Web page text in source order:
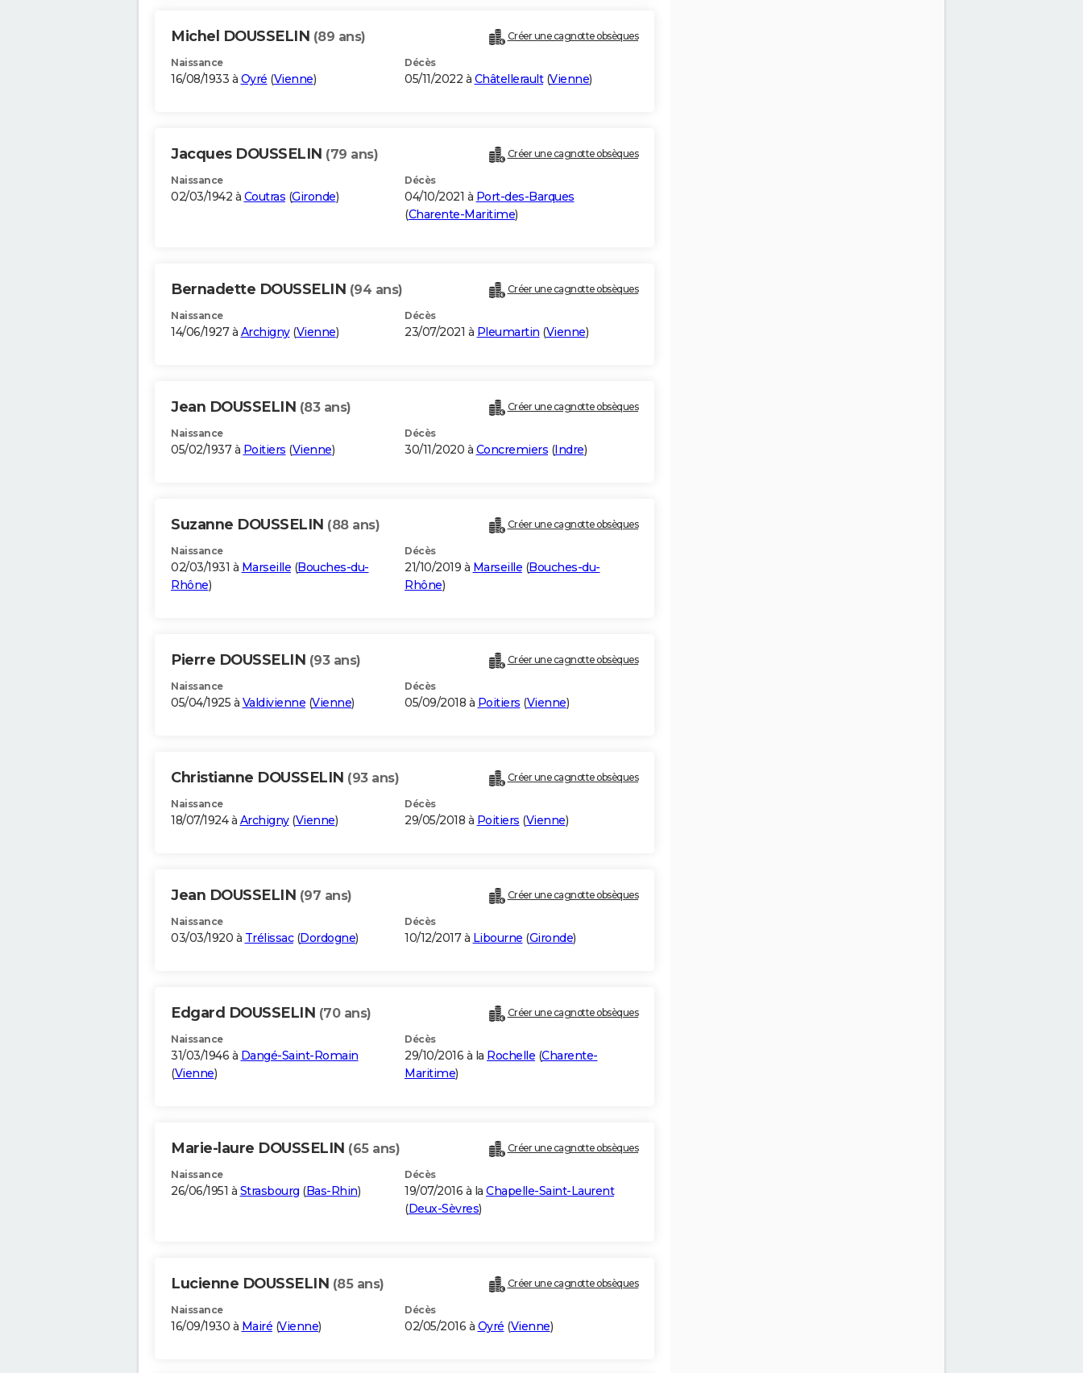
Michel DOUSSELIN (89 ans) Créer une cagnotte obsèques
Naissance
16/08/1933 à Oyré (Vienne)
Décès
05/11/2022 à Châtellerault(Vienne)
Jacques DOUSSELIN (79 ans) Créer une cagnotte obsèques
Naissance
02/03/1942 à Coutras (Gironde)
Décès
04/10/2021 à Port-des-Barques
(Charente-Maritime)
Bernadette DOUSSELIN (94 ans) Créer une cagnotte obsèques
Naissance
14/06/1927 à Archigny(Vienne)
Décès
23/07/2021 à Pleumartin (Vienne)
Jean DOUSSELIN (83 ans) Créer une cagnotte obsèques
Naissance
05/02/1937 à Poitiers (Vienne)
Décès
30/11/2020 à Concremiers (Indre)
Suzanne DOUSSELIN (88 ans) Créer une cagnotte obsèques
Naissance
02/03/1931 à Marseille (Bouches-du-
Rhône)
Décès
21/10/2019 à Marseille (Bouches-du-
Rhône)
Pierre DOUSSELIN (93 ans) Créer une cagnotte obsèques
Naissance
05/04/1925 à Valdivienne (Vienne)
Décès
05/09/2018 à Poitiers (Vienne)
Christianne DOUSSELIN (93 ans) Créer une cagnotte obsèques
Naissance
18/07/1924 à Archigny(Vienne)
Décès
29/05/2018 à Poitiers (Vienne)
Jean DOUSSELIN (97 ans) Créer une cagnotte obsèques
Naissance
03/03/1920 à Trélissac(Dordogne)
Décès
10/12/2017 à Libourne (Gironde)
Edgard DOUSSELIN (70 ans) Créer une cagnotte obsèques
Naissance
31/03/1946 à Dangé-Saint-Romain
(Vienne)
Décès
29/10/2016 à la Rochelle (Charente-
Maritime)
Marie-laure DOUSSELIN (65 ans) Créer une cagnotte obsèques
Naissance
26/06/1951 à Strasbourg (Bas-Rhin)
Décès
19/07/2016 à la Chapelle-Saint-Laurent
(Deux-Sèvres)
Lucienne DOUSSELIN (85 ans) Créer une cagnotte obsèques
Naissance
16/09/1930 à Mairé (Vienne)
Décès
02/05/2016 à Oyré (Vienne)